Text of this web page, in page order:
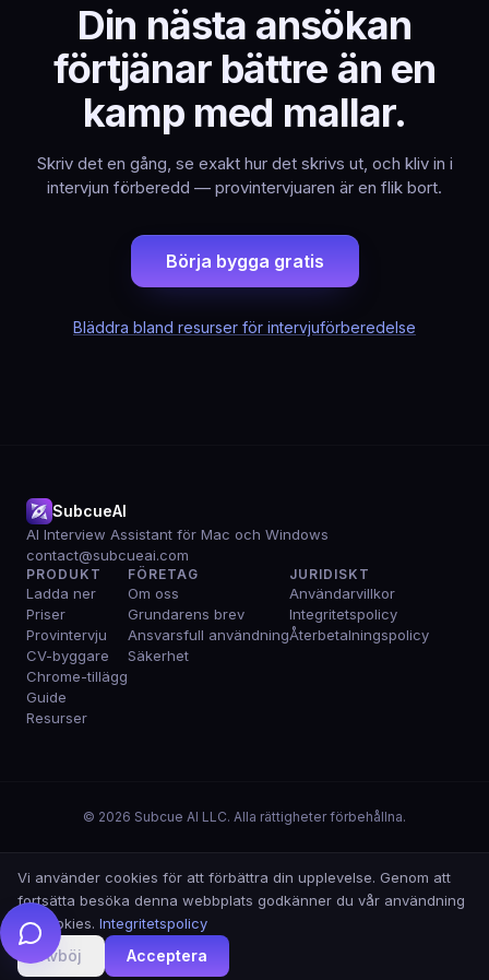
Din nästa ansökan
förtjänar bättre än en
kamp med mallar.
Skriv det en gång, se exakt hur det skrivs ut, och kliv in i
intervjun förberedd — provintervjuaren är en flik bort.
Börja bygga gratis
Bläddra bland resurser för intervjuförberedelse
SubcueAI
AI Interview Assistant för Mac och Windows
contact@subcueai.com
PRODUKT
Ladda ner
Priser
Provintervju
CV-byggare
Chrome-tillägg
Guide
Resurser
FÖRETAG
Om oss
Grundarens brev
Ansvarsfull användning
Säkerhet
JURIDISKT
Användarvillkor
Integritetspolicy
Återbetalningspolicy
© 2026 Subcue AI LLC. Alla rättigheter förbehållna.
Vi använder cookies för att förbättra din upplevelse. Genom att
fortsätta besöka denna webbplats godkänner du vår användning
av cookies. Integritetspolicy
Avböj Acceptera